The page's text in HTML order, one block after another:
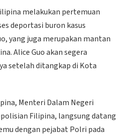
melakukan pertemuan
deportasi buron kasus
yang juga merupakan mantan
Alice Guo akan segera
setelah ditangkap di Kota
Menteri Dalam Negeri
Filipina, langsung datang
dengan pejabat Polri pada